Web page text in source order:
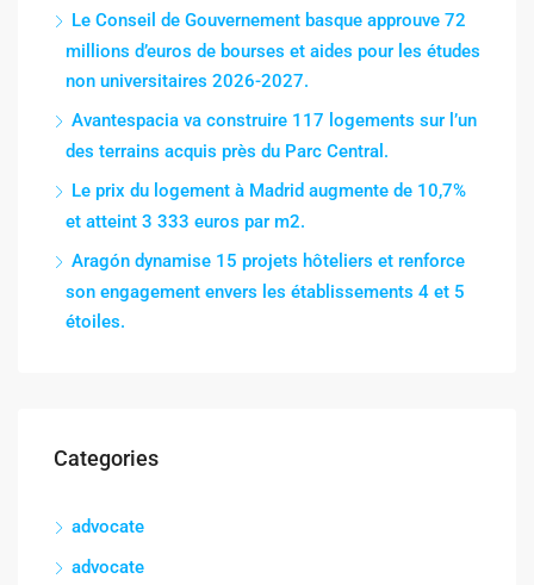
Le Conseil de Gouvernement basque approuve 72
millions d’euros de bourses et aides pour les études
non universitaires 2026-2027.
Avantespacia va construire 117 logements sur l’un
des terrains acquis près du Parc Central.
Le prix du logement à Madrid augmente de 10,7%
et atteint 3 333 euros par m2.
Aragón dynamise 15 projets hôteliers et renforce
son engagement envers les établissements 4 et 5
étoiles.
Categories
advocate
advocate